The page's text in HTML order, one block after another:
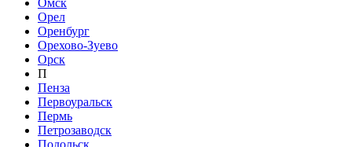
Омск
Орел
Оренбург
Орехово-Зуево
Орск
П
Пенза
Первоуральск
Пермь
Петрозаводск
Подольск